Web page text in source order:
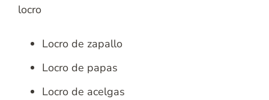
locro
Locro de zapallo
Locro de papas
Locro de acelgas